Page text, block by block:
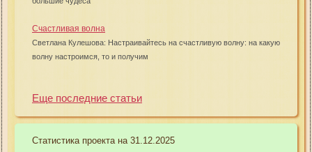
Счастливая волна
Светлана Кулешова: Настраивайтесь на счастливую волну: на какую
волну настроимся, то и получим
Еще последние статьи
Статистика проекта на 31.12.2025